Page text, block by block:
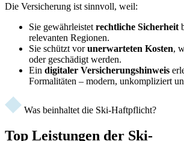
Die Versicherung ist sinnvoll, weil:
Sie gewährleistet rechtliche Sicherheit
relevanten Regionen.
Sie schützt vorunerwarteten Kosten,
oder geschädigt werden.
Ein digitaler Versicherungshinweis
Formalitäten – modern, unkompliziert
Was beinhaltet die Ski-Haftpflicht?
Top Leistungen der Ski-